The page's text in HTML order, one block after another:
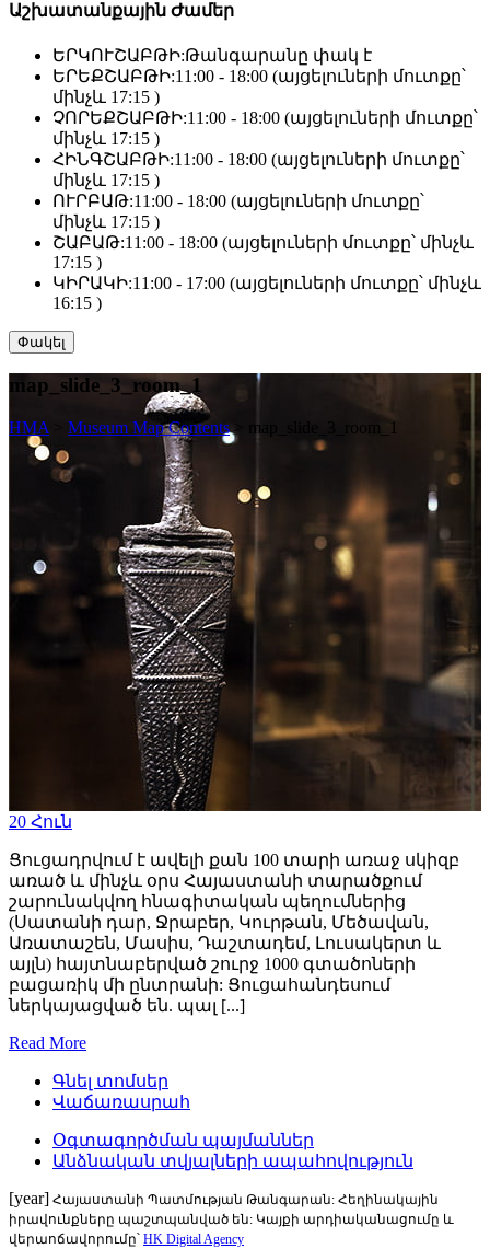
Աշխատանքային Ժամեր
ԵՐԿՈՒՇԱԲԹԻ:Թանգարանը փակ է
ԵՐԵՔՇԱԲԹԻ:11:00 - 18:00 (այցելուների մուտքը՝
մինչև 17:15 )
ՉՈՐԵՔՇԱԲԹԻ:11:00 - 18:00 (այցելուների մուտքը՝
մինչև 17:15 )
ՀԻՆԳՇԱԲԹԻ:11:00 - 18:00 (այցելուների մուտքը՝
մինչև 17:15 )
ՈՒՐԲԱԹ:11:00 - 18:00 (այցելուների մուտքը՝
մինչև 17:15 )
ՇԱԲԱԹ:11:00 - 18:00 (այցելուների մուտքը՝ մինչև
17:15 )
ԿԻՐԱԿԻ:11:00 - 17:00 (այցելուների մուտքը՝ մինչև
16:15 )
Փակել
map_slide_3_room_1
HMA Museum Map Contents> map_slide_3_room_1
20 Հուն
Ցուցադրվում է ավելի քան 100 տարի առաջ սկիզբ
առած և մինչև օրս Հայաստանի տարածքում
շարունակվող հնագիտական պեղումներից
(Սատանի դար, Ջրաբեր, Կուրթան, Մեծավան,
Առատաշեն, Մասիս, Դաշտադեմ, Լուսակերտ և
այլն) հայտնաբերված շուրջ 1000 գտածոների
բացառիկ մի ընտրանի: Ցուցահանդեսում
ներկայացված են. պալ [...]
Read More
Գնել տոմսեր
Վաճառասրահ
Օգտագործման պայմաններ
Անձնական տվյալների ապահովություն
[year] Հայաստանի Պատմության Թանգարան: Հեղինակային
իրավունքները պաշտպանված են: Կայքի արդիականացումը և
վերաոճավորումը՝ HK Digital Agency